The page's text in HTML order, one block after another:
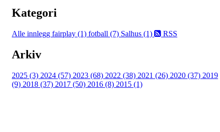
Kategori
Alle innlegg fairplay (1) fotball (7) Salhus (1) RSS
Arkiv
2025 (3) 2024 (57) 2023 (68) 2022 (38) 2021 (26) 2020 (37) 2019
(9) 2018 (37) 2017 (50) 2016 (8) 2015 (1)